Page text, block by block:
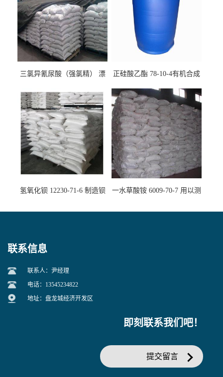
三氯异氰尿酸（强氯精） 漂
正硅酸乙酯 78-10-4有机合成
氢氧化钡 12230-71-6 制造钡
一水草酸铵 6009-70-7 用以测
联系信息
联系人：尹经理
电话：13545234822
地址：盘龙城经济开发区
即刻联系我们吧！
提交留言